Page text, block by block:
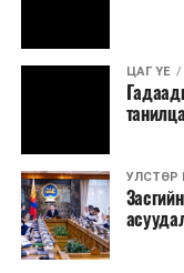
ЦАГ ҮЕ
УЛСТӨР